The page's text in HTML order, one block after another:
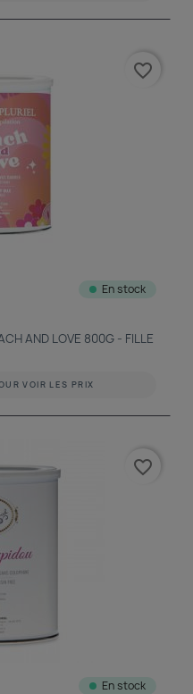
En stock
AND LOVE 800G - FILLE
VOIR LES PRIX
favorite_border
En stock
favorite_border